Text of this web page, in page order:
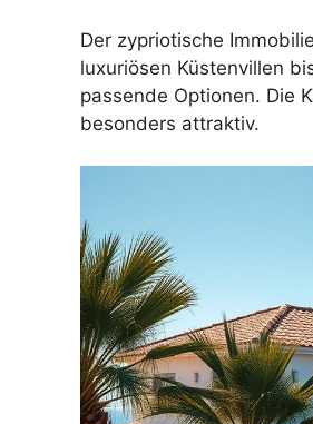
Der zypriotische
luxuriösen Küstenvillen
passende Optionen. Die
besonders attraktiv.